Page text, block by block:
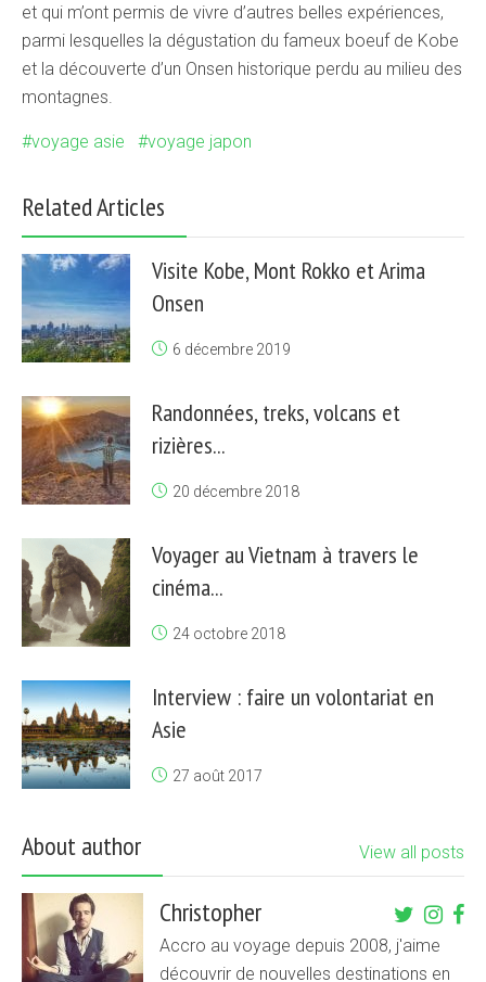
et qui m’ont permis de vivre d’autres belles expériences,
parmi lesquelles la dégustation du fameux boeuf de Kobe
et la découverte d’un Onsen historique perdu au milieu des
montagnes.
voyage asie voyage japon
Related Articles
Visite Kobe, Mont Rokko et Arima
Onsen
6 décembre 2019
Randonnées, treks, volcans et
rizières...
20 décembre 2018
Voyager au Vietnam à travers le
cinéma...
24 octobre 2018
Interview : faire un volontariat en
Asie
27 août 2017
About author View all posts
Christopher
Accro au voyage depuis 2008, j'aime
découvrir de nouvelles destinations en